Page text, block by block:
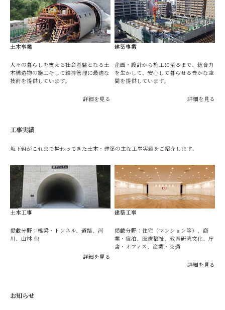
土木事業
人々の暮らしを支える社会基盤となる土
木構造物の施工そして維持管理に最適な
技術を提供しています。
詳細を見る
建築事業
企画・設計から施工に至るまで、総合力
を生かして、安心して暮らせる豊かな空
間を提供しています。
詳細を見る
工事実績
坂下組がこれまで携わってきた土木・建築の主な工事実績をご紹介します。
土木工事
掲載分野：橋梁・トンネル、道路、河
川、山林 他
詳細を見る
建築工事
掲載分野：住宅（マンション等）、商
業・宿泊、医療福祉、教育研究文化、庁
舎・オフィス、産業・交通
詳細を見る
お知らせ